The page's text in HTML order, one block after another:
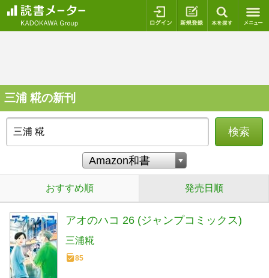
ログイン 新規登録
三浦 糀の新刊
検索
おすすめ順 発売日順
アオのハコ 26 (ジャンプコミックス)
三浦糀
85